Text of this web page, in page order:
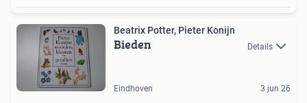
Beatrix Potter, Pieter Konijn
Bieden Details
Eindhoven 3 jun 26